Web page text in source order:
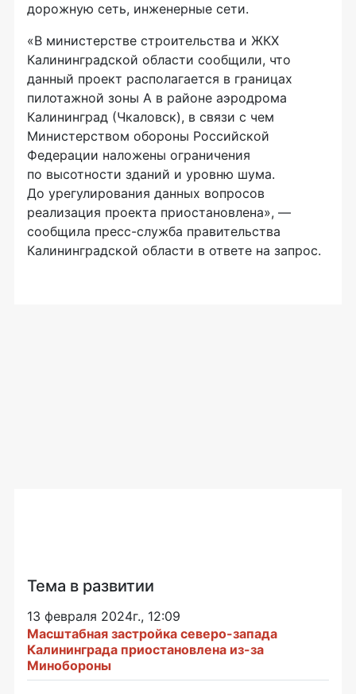
дорожную сеть, инженерные сети.
«В министерстве строительства и ЖКХ
Калининградской области сообщили, что
данный проект располагается в границах
пилотажной зоны А в районе аэродрома
Калининград (Чкаловск), в связи с чем
Министерством обороны Российской
Федерации наложены ограничения
по высотности зданий и уровню шума.
До урегулирования данных вопросов
реализация проекта приостановлена», —
сообщила пресс-служба правительства
Калининградской области в ответе на запрос.
Тема в развитии
13 февраля 2024г., 12:09
Масштабная застройка северо-запада
Калининграда приостановлена из-за
Минобороны